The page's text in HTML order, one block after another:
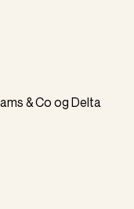
& Co og Delta